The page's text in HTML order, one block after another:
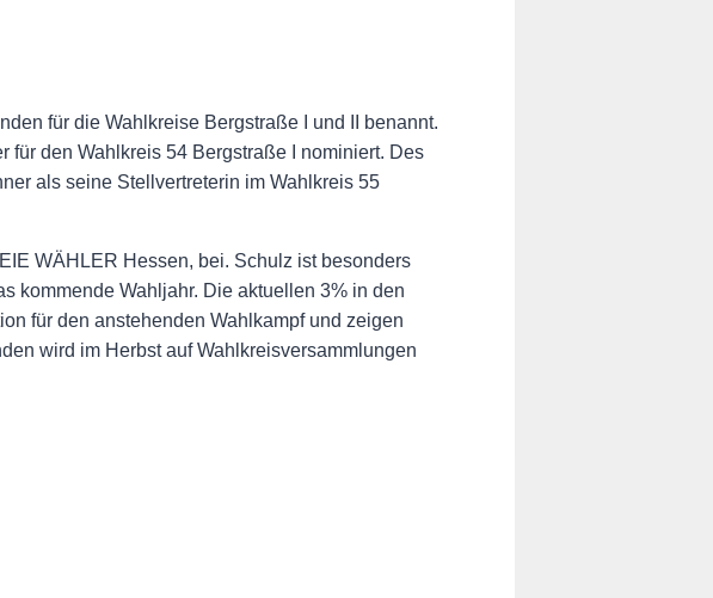
für die Wahlkreise Bergstraße I und II benannt.
für den Wahlkreis 54 Bergstraße I nominiert. Des
als seine Stellvertreterin im Wahlkreis 55
WÄHLER Hessen, bei. Schulz ist besonders
kommende Wahljahr. Die aktuellen 3% in den
für den anstehenden Wahlkampf und zeigen
wird im Herbst auf Wahlkreisversammlungen